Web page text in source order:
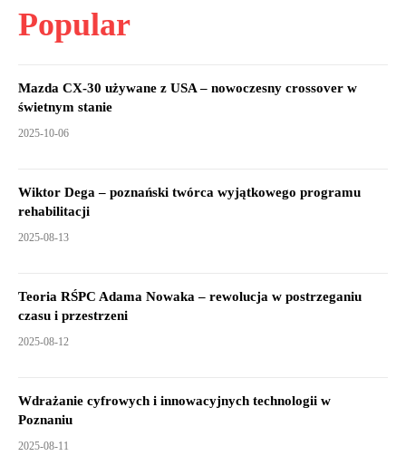
Popular
Mazda CX-30 używane z USA – nowoczesny crossover w
świetnym stanie
2025-10-06
Wiktor Dega – poznański twórca wyjątkowego programu
rehabilitacji
2025-08-13
Teoria RŚPC Adama Nowaka – rewolucja w postrzeganiu
czasu i przestrzeni
2025-08-12
Wdrażanie cyfrowych i innowacyjnych technologii w
Poznaniu
2025-08-11